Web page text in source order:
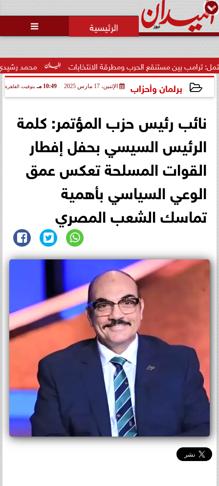

محمد رشيدي: لقاء مستنقع الحرب ومطرقة الانتخابات
برلمان وأحزاب الإثنين، 17 مارس 2025 10:49 مـ بتوقيت القاهرة
نائب رئيس حزب المؤتمر: كلمة
الرئيس السيسي بحفل إفطار
القوات المسلحة تعكس عمق
الوعي السياسي بأهمية
تماسك الشعب المصري